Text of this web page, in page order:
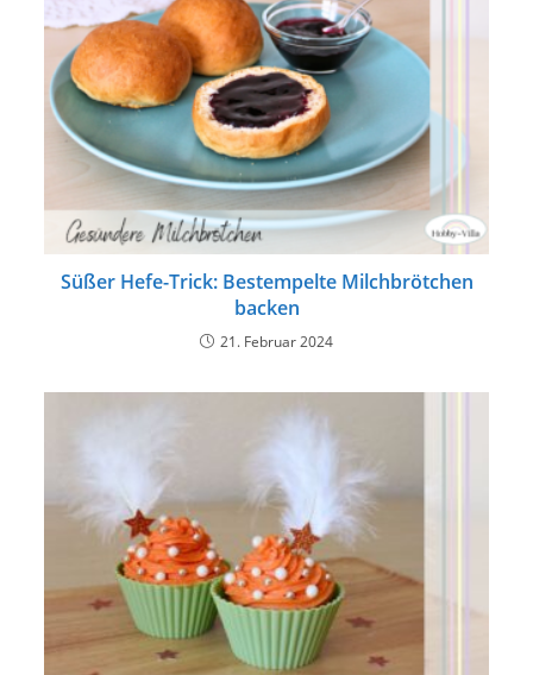
Süßer Hefe-Trick: Bestempelte Milchbrötchen
backen
21. Februar 2024